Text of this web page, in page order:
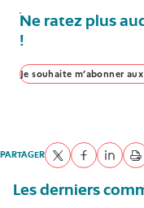
Ne ratez plus
!
Je souhaite m’abonner
PARTAGERPartager sur
Partager sur
Les derniers